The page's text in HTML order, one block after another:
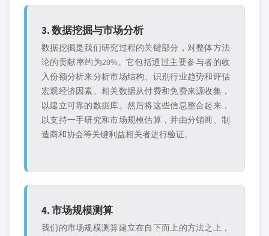
3. 数据挖掘与市场分析
数据挖掘是我们研究过程的关键部分，对整体方法
论的贡献率约为20%。它包括通过主要参与者的收
入份额分析来分析市场结构、识别行业趋势和评估
宏观经济因素。相关数据从付费和免费来源收集，
以建立可靠的数据库。然后将这些信息整合起来，
以支持一手研究和市场规模估算，并由分销商、制
造商和协会等关键利益相关者进行验证。
4. 市场规模测算
我们的市场规模测算建立在自下而上的方法之上，